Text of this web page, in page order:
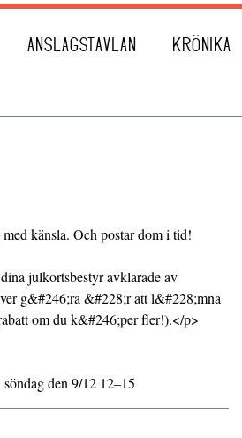
ANSLAGSTAVLAN KRÖNIKA
känsla. Och postar dom i tid!
julkortsbestyr avklarade av
g&#246;ra &#228;r att l&#228;mna
om du k&#246;per fler!).</p>
den 9/12 12–15